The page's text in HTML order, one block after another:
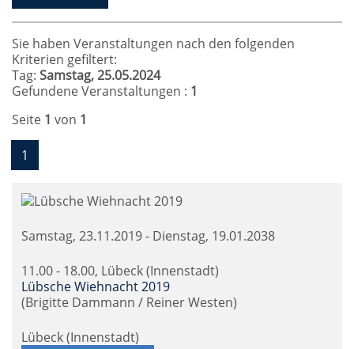
Sie haben Veranstaltungen nach den folgenden
Kriterien gefiltert:
Tag: Samstag, 25.05.2024
Gefundene Veranstaltungen : 1
Seite 1 von 1
1
Samstag, 23.11.2019 - Dienstag, 19.01.2038
11.00 - 18.00, Lübeck (Innenstadt)
Lübsche Wiehnacht 2019
(Brigitte Dammann / Reiner Westen)
Lübeck (Innenstadt)